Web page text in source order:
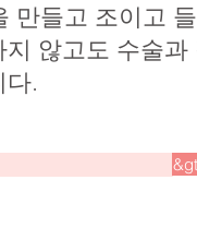
만들고 조이고
않고도 수술과
다.